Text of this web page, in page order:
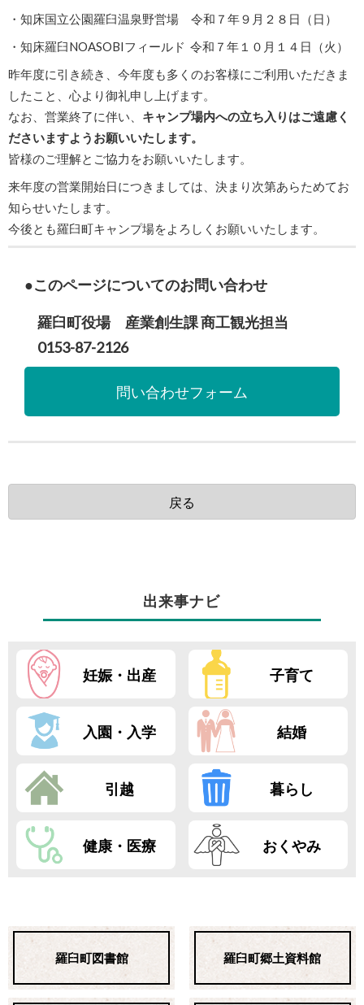
・知床国立公園羅臼温泉野営場 令和７年９月２８日（日）
・知床羅臼NOASOBIフィールド 令和７年１０月１４日（火）
昨年度に引き続き、今年度も多くのお客様にご利用いただきま
したこと、心より御礼申し上げます。
なお、営業終了に伴い、 キャンプ場内への立ち入りはご遠慮く
ださいますようお願いいたします。
皆様のご理解とご協力をお願いいたします。
来年度の営業開始日につきましては、決まり次第あらためてお
知らせいたします。
今後とも羅臼町キャンプ場をよろしくお願いいたします。
このページについてのお問い合わせ
羅臼町役場 産業創生課 商工観光担当
0153-87-2126
問い合わせフォーム
戻る
出来事ナビ
妊娠・出産 子育て
入園・入学 結婚
引越 暮らし
健康・医療 おくやみ
羅臼町図書館 羅臼町郷土資料館